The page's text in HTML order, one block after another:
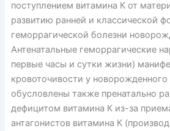
поступлением витамина К от
развитию ранней и классической
геморрагической болезни
Антенатальные геморрагические
первые часы и сутки жизни)
кровоточивости у
обусловлены также пренатально
дефицитом витамина К из-за
антагонистов витамина К